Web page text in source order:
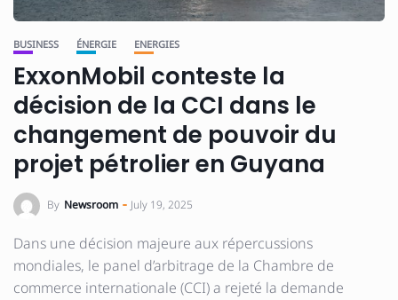
BUSINESS ÉNERGIE ENERGIES
ExxonMobil conteste la
décision de la CCI dans le
changement de pouvoir du
projet pétrolier en Guyana
By Newsroom July 19, 2025
Dans une décision majeure aux répercussions
mondiales, le panel d’arbitrage de la Chambre de
commerce internationale (CCI) a rejeté la demande